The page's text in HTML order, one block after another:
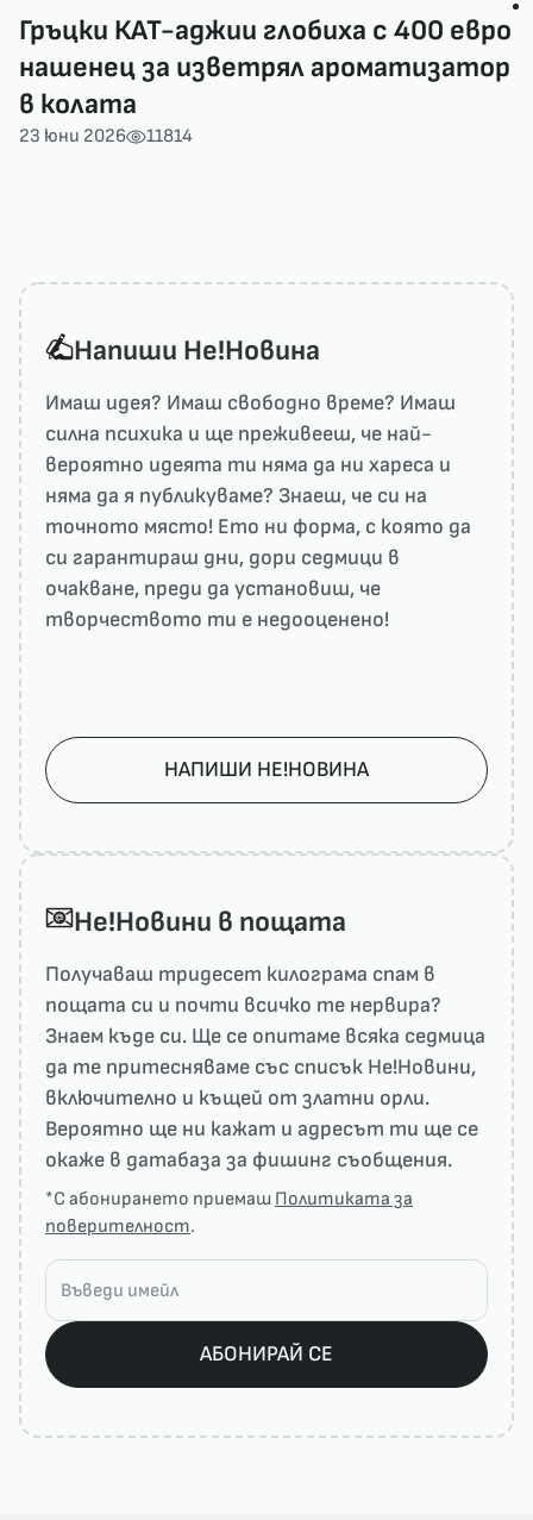
Гръцки КАТ-аджии глобиха с 400 евро
нашенец за изветрял ароматизатор
в колата
23 юни 2026 11814
Напиши He!Новина
Имаш идея? Имаш свободно време? Имаш
силна психика и ще преживееш, че най-
вероятно идеята ти няма да ни харесa и
няма да я публикуваме? Знаеш, че си на
точното място! Ето ни форма, с която да
си гарантираш дни, дори седмици в
очакване, преди да установиш, че
творчеството ти е недооценено!
НАПИШИ НЕ!НОВИНА
He!Новини в пощата
Получаваш тридесет килограма спам в
пощата си и почти всичко те нервира?
Знаем къде си. Ще се опитаме всяка седмица
да те притесняваме със списък He!Новини,
включително и къщей от златни орли.
Вероятно ще ни кажат и адресът ти ще се
окаже в датабаза за фишинг съобщения.
*С абонирането приемаш Политиката за
поверителност.
АБОНИРАЙ СЕ